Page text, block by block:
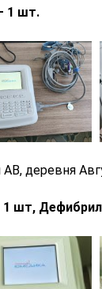
1 шт.
АВ, деревня
1 шт,